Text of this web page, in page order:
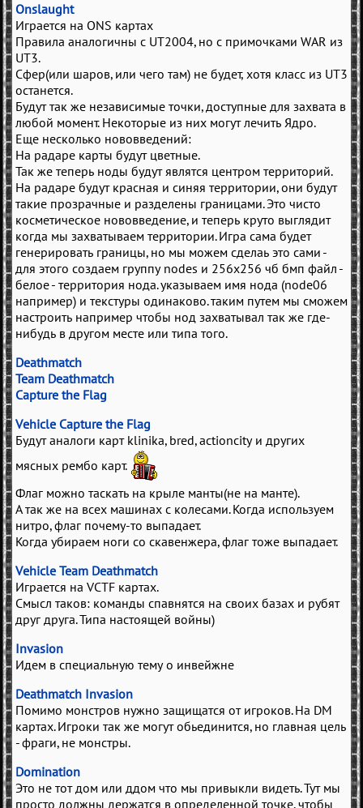
Onslaught
Играется на ONS картах
Правила аналогичны с UT2004, но с примочками WAR из
UT3.
Сфер(или шаров, или чего там) не будет, хотя класс из UT3
останется.
Будут так же независимые точки, доступные для захвата в
любой момент. Некоторые из них могут лечить Ядро.
Еще несколько нововведений:
На радаре карты будут цветные.
Так же теперь ноды будут являтся центром территорий.
На радаре будут красная и синяя территории, они будут
такие прозрачные и разделены границами. Это чисто
косметическое нововведение, и теперь круто выглядит
когда мы захватываем территории. Игра сама будет
генерировать границы, но мы можем сделаь это сами -
для этого создаем группу nodes и 256х256 чб бмп файл -
белое - территория нода. указываем имя нода (node06
например) и текстуры одинаково. таким путем мы сможем
настроить например чтобы нод захватывал так же где-
нибудь в другом месте или типа того.
Deathmatch
Team Deathmatch
Capture the Flag
Vehicle Capture the Flag
Будут аналоги карт klinika, bred, actioncity и других
мясных рембо карт.
Флаг можно таскать на крыле манты(не на манте).
А так же на всех машинах с колесами. Когда используем
нитро, флаг почему-то выпадает.
Когда убираем ноги со скавенжера, флаг тоже выпадает.
Vehicle Team Deathmatch
Играется на VCTF картах.
Смысл таков: команды спавнятся на своих базах и рубят
друг друга. Типа настоящей войны)
Invasion
Идем в специальную тему о инвейжне
Deathmatch Invasion
Помимо монстров нужно защищатся от игроков. На DM
картах. Игроки так же могут обьединится, но главная цель
- фраги, не монстры.
Domination
Это не тот дом или ддом что мы привыкли видеть. Тут мы
просто должны держатся в определенной точке, чтобы